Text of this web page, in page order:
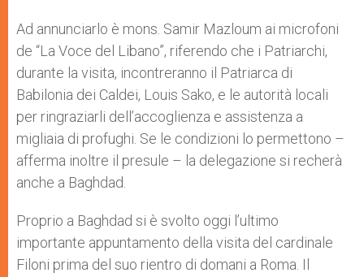
Ad annunciarlo è mons. Samir Mazloum ai microfoni
de “La Voce del Libano”, riferendo che i Patriarchi,
durante la visita, incontreranno il Patriarca di
Babilonia dei Caldei, Louis Sako, e le autorità locali
per ringraziarli dell’accoglienza e assistenza a
migliaia di profughi. Se le condizioni lo permettono –
afferma inoltre il presule – la delegazione si recherà
anche a Baghdad.
Proprio a Baghdad si è svolto oggi l’ultimo
importante appuntamento della visita del cardinale
Filoni prima del suo rientro di domani a Roma. Il